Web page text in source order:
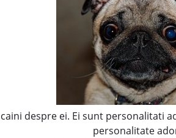
despre ei. Ei sunt
personalitate